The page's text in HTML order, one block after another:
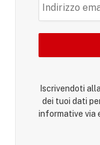
Iscrivendoti
dei tuoi dati
informative via